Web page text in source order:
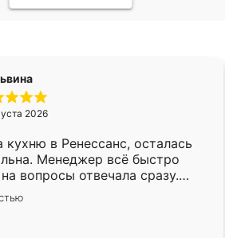
2026
кухню в Ренессанс, осталась
Менеджер всё быстро
вопросы отвечала сразу.
в субботу, подошёл к
ответственностью. Собрали
работали аккуратно, даже